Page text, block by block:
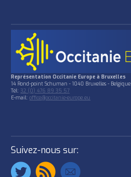
Représentation Occitanie Europe à Bruxelles
14 Rond-point Schuman - 1040 Bruxelles - Belgique
Tél:32 (0) 476 89 35 57
E-mail:office@occitanie-europe.eu
Suivez-nous sur: